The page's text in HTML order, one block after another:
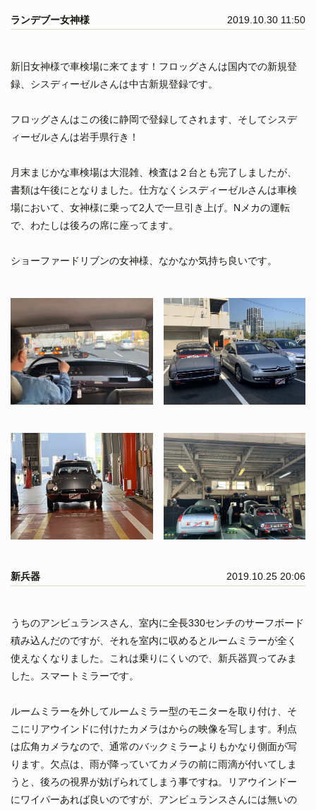
ランデブー女神様 2019.10.30 11:50
新旧女神様で車検場に来てます！フロッグさんは国内での新規登
録、シスディーゼルさんは中古新規登録です。
フロッグさんはこの後に静岡で登録してされます、そしてシスデ
ィーゼルさんは岩手県行き！
月末まじかな車検場は大混雑、検査は２台とも完了しましたが、
書類は午後にとなりました。仕方なくシスディーゼルさんは車検
場において、女神様に乗って2人で一旦引き上げ。Nメカの運転
で、わたしは後ろの席に座ってます。
ショーファードリブンの女神様、なかなか気持ち良いです。
新兵器 2019.10.25 20:06
うちのアンビュランスさん、室内に全長330センチのサーフボード
積み込んだのですが、それを室内に収めるとルームミラーが全く
使えなくなりました。これは乗りにくいので、新兵器買ってみま
した。スマートミラーです。
ルームミラーを外してルームミラー型のモニターを取り付け、そ
こにリアウインドに付けたカメラはからの映像を写します。利点
は広角カメラなので、通常のバックミラーよりもかなり側面が写
ります。欠点は、雨が降っていてカメラの前に雨滴が付いてしま
うと、後ろの視界が妨げられてしまう事ですね。リアウインドー
にワイパーあれば良いのですが、アンビュランスさんには無いの